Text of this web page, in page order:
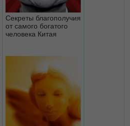
Секреты благополучия
от самого богатого
человека Китая